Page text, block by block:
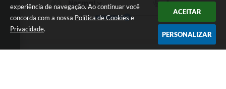
experiência de navegação. Ao continuar você
concorda com a nossa Política de Cookies e
Privacidade.
ACEITAR
PERSONALIZAR